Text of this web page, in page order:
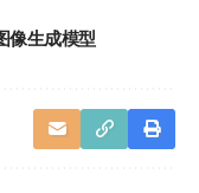
像生成模型